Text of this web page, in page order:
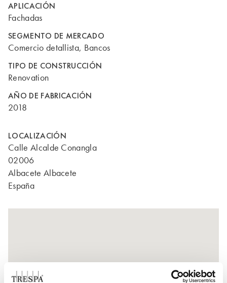
APLICACIÓN
Fachadas
SEGMENTO DE MERCADO
Comercio detallista, Bancos
TIPO DE CONSTRUCCIÓN
Renovation
AÑO DE FABRICACIÓN
2018
LOCALIZACIÓN
Calle Alcalde Conangla
02006
Albacete Albacete
España